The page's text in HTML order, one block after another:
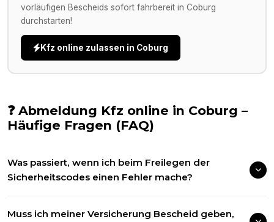
vorläufigen Bescheids sofort fahrbereit in Coburg
durchstarten!
Kfz online zulassen in Coburg
❓ Abmeldung Kfz online in Coburg –
Häufige Fragen (FAQ)
Was passiert, wenn ich beim Freilegen der
Sicherheitscodes einen Fehler mache?
Muss ich meiner Versicherung Bescheid geben,